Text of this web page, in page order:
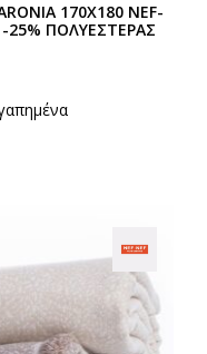
170X180 NEF-
-25% ΠΟΛΥΕΣΤΕΡΑΣ